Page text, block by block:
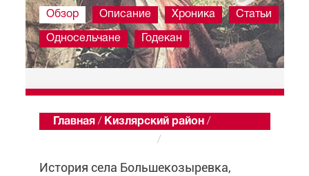
Обзор Описание Хроника Статьи
Односельчане Годекан
Главная / Кизлярский район /
/
История села Большекозыревка,